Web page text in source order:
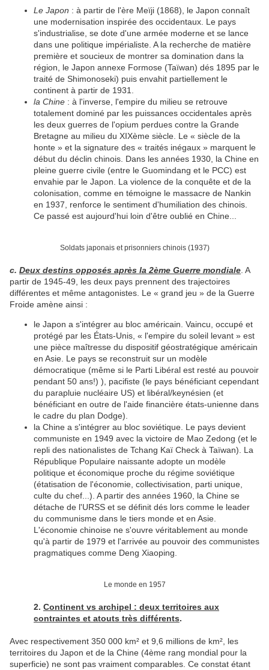
Le Japon : à partir de l'ère Meïji (1868), le Japon connaît
une modernisation inspirée des occidentaux. Le pays
s'industrialise, se dote d'une armée moderne et se lance
dans une politique impérialiste. A la recherche de matière
première et soucieux de montrer sa domination dans la
région, le Japon annexe Formose (Taïwan) dés 1895 par le
traité de Shimonoseki) puis envahit partiellement le
continent à partir de 1931.
la Chine : à l'inverse, l'empire du milieu se retrouve
totalement dominé par les puissances occidentales après
les deux guerres de l'opium perdues contre la Grande
Bretagne au milieu du XIXème siècle. Le « siècle de la
honte » et la signature des « traités inégaux » marquent le
début du déclin chinois. Dans les années 1930, la Chine en
pleine guerre civile (entre le Guomindang et le PCC) est
envahie par le Japon. La violence de la conquête et de la
colonisation, comme en témoigne le massacre de Nankin
en 1937, renforce le sentiment d'humiliation des chinois.
Ce passé est aujourd'hui loin d'être oublié en Chine...
Soldats japonais et prisonniers chinois (1937)
c. Deux destins opposés après la 2ème Guerre mondiale . A
partir de 1945-49, les deux pays prennent des trajectoires
différentes et même antagonistes. Le « grand jeu » de la Guerre
Froide amène ainsi :
le Japon a s'intégrer au bloc américain. Vaincu, occupé et
protégé par les États-Unis, « l'empire du soleil levant » est
une pièce maîtresse du dispositif géostratégique américain
en Asie. Le pays se reconstruit sur un modèle
démocratique (même si le Parti Libéral est resté au pouvoir
pendant 50 ans!) ), pacifiste (le pays bénéficiant cependant
du parapluie nucléaire US) et libéral/keynésien (et
bénéficiant en outre de l'aide financière états-unienne dans
le cadre du plan Dodge).
la Chine a s'intégrer au bloc soviétique. Le pays devient
communiste en 1949 avec la victoire de Mao Zedong (et le
repli des nationalistes de Tchang Kaï Check à Taïwan). La
République Populaire naissante adopte un modèle
politique et économique proche du régime soviétique
(étatisation de l'économie, collectivisation, parti unique,
culte du chef...). A partir des années 1960, la Chine se
détache de l'URSS et se définit dés lors comme le leader
du communisme dans le tiers monde et en Asie.
L'économie chinoise ne s'ouvre véritablement au monde
qu'à partir de 1979 et l'arrivée au pouvoir des communistes
pragmatiques comme Deng Xiaoping.
Le monde en 1957
2. Continent vs archipel : deux territoires aux
contraintes et atouts très différents.
Avec respectivement 350 000 km² et 9,6 millions de km², les
territoires du Japon et de la Chine (4ème rang mondial pour la
superficie) ne sont pas vraiment comparables. Ce constat étant